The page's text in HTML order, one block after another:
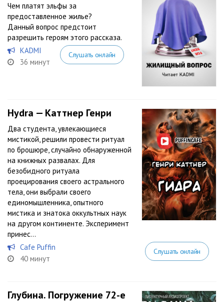
Чем платят эльфы за
предоставленное жилье?
Данный вопрос предстоит
разрешить героям этого рассказа.
KADMI
36 минут
Слушать онлайн
Hydra — Каттнер Генри
Два студента, увлекающиеся
мистикой, решили провести ритуал
по брошюре, случайно обнаруженной
на книжных развалах. Для
безобидного ритуала
проецирования своего астрального
тела, они выбрали своего
единомышленника, опытного
мистика и знатока оккультных наук
на другом континенте. Эксперимент
принес...
Cafe Puffin
40 минут
Слушать онлайн
Глубина. Погружение 72-е